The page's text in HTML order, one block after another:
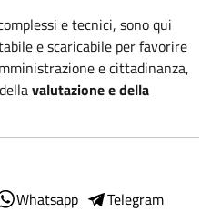
e tecnici, sono qui
e scaricabile per favorire
e cittadinanza,
valutazione e della
Whatsapp
Telegram